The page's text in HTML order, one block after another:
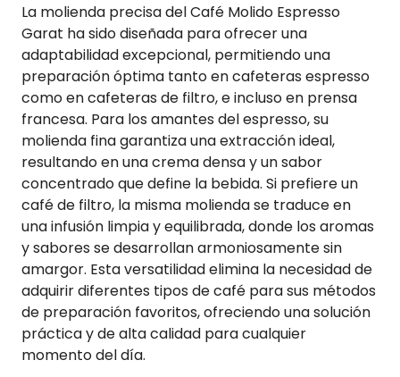
La molienda precisa del Café Molido Espresso
Garat ha sido diseñada para ofrecer una
adaptabilidad excepcional, permitiendo una
preparación óptima tanto en cafeteras espresso
como en cafeteras de filtro, e incluso en prensa
francesa. Para los amantes del espresso, su
molienda fina garantiza una extracción ideal,
resultando en una crema densa y un sabor
concentrado que define la bebida. Si prefiere un
café de filtro, la misma molienda se traduce en
una infusión limpia y equilibrada, donde los aromas
y sabores se desarrollan armoniosamente sin
amargor. Esta versatilidad elimina la necesidad de
adquirir diferentes tipos de café para sus métodos
de preparación favoritos, ofreciendo una solución
práctica y de alta calidad para cualquier
momento del día.